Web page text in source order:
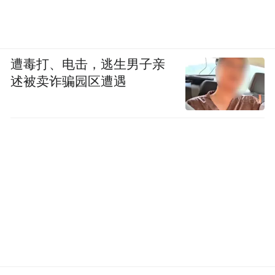
遭毒打、电击，逃生男子亲
述被卖诈骗园区遭遇